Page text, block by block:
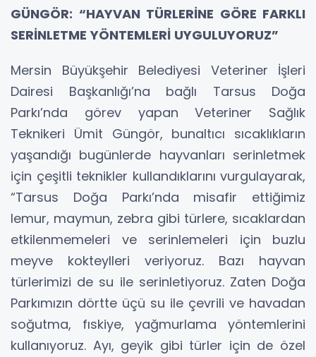
GÜNGÖR: “HAYVAN TÜRLERİNE GÖRE FARKLI
SERİNLETME YÖNTEMLERİ UYGULUYORUZ”
Mersin Büyükşehir Belediyesi Veteriner İşleri
Dairesi Başkanlığı’na bağlı Tarsus Doğa
Parkı’nda görev yapan Veteriner Sağlık
Teknikeri Ümit Güngör, bunaltıcı sıcaklıkların
yaşandığı bugünlerde hayvanları serinletmek
için çeşitli teknikler kullandıklarını vurgulayarak,
“Tarsus Doğa Parkı’nda misafir ettiğimiz
lemur, maymun, zebra gibi türlere, sıcaklardan
etkilenmemeleri ve serinlemeleri için buzlu
meyve kokteylleri veriyoruz. Bazı hayvan
türlerimizi de su ile serinletiyoruz. Zaten Doğa
Parkımızın dörtte üçü su ile çevrili ve havadan
soğutma, fıskiye, yağmurlama yöntemlerini
kullanıyoruz. Ayı, geyik gibi türler için de özel